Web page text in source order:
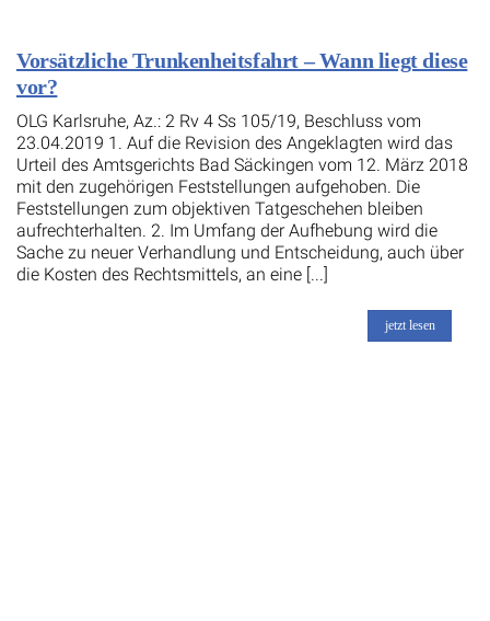
Vorsätzliche Trunkenheitsfahrt – Wann liegt diese
vor?
OLG Karlsruhe, Az.: 2 Rv 4 Ss 105/19, Beschluss vom
23.04.2019 1. Auf die Revision des Angeklagten wird das
Urteil des Amtsgerichts Bad Säckingen vom 12. März 2018
mit den zugehörigen Feststellungen aufgehoben. Die
Feststellungen zum objektiven Tatgeschehen bleiben
aufrechterhalten. 2. Im Umfang der Aufhebung wird die
Sache zu neuer Verhandlung und Entscheidung, auch über
die Kosten des Rechtsmittels, an eine [...]
jetzt lesen